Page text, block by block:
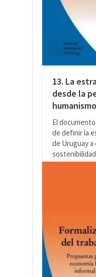
13. La
desde la
El
de definir la
de Uruguay